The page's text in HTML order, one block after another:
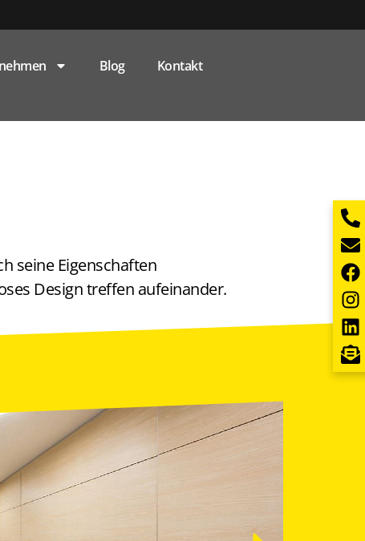
Blog Kontakt
seine Eigenschaften
Design treffen aufeinander.